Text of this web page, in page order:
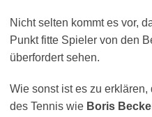
Nicht selten kommt es vor,
Punkt fitte Spieler von den
überfordert sehen.
Wie sonst ist es zu erklären,
des Tennis wie Boris